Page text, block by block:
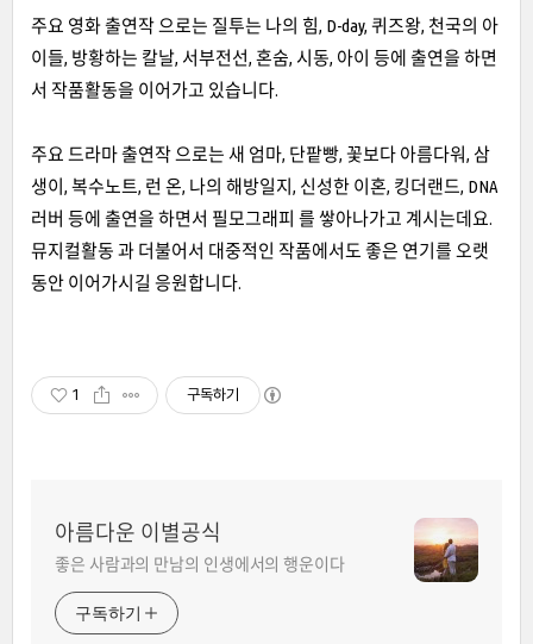
주요 영화 출연작 으로는 질투는 나의 힘, D-day, 퀴즈왕, 천국의 아
이들, 방황하는 칼날, 서부전선, 혼숨, 시동, 아이 등에 출연을 하면
서 작품활동을 이어가고 있습니다.
주요 드라마 출연작 으로는 새 엄마, 단팥빵, 꽃보다 아름다워, 삼
생이, 복수노트, 런 온, 나의 해방일지, 신성한 이혼, 킹더랜드, DNA
러버 등에 출연을 하면서 필모그래피 를 쌓아나가고 계시는데요.
뮤지컬활동 과 더불어서 대중적인 작품에서도 좋은 연기를 오랫
동안 이어가시길 응원합니다.
1 구독하기
아름다운 이별공식
좋은 사람과의 만남의 인생에서의 행운이다
구독하기